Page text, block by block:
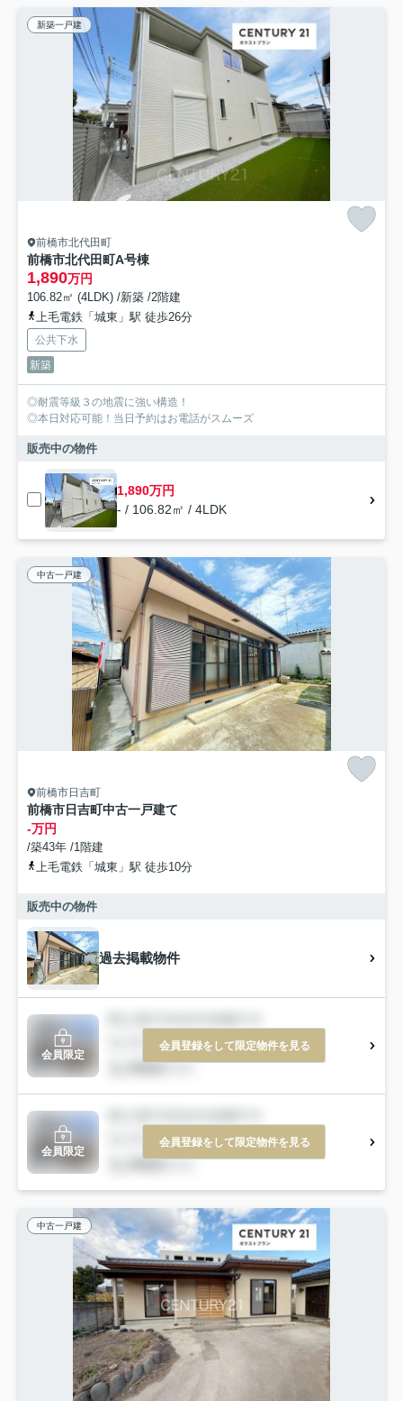
新築一戸建
前橋市北代田町
前橋市北代田町A号棟
1,890万円
106.82㎡ (4LDK) /新築 /2階建
上毛電鉄「城東」駅 徒歩26分
公共下水
新築
◎耐震等級３の地震に強い構造！
◎本日対応可能！当日予約はお電話がスムーズ
販売中の物件
1,890万円
- / 106.82㎡ / 4LDK
中古一戸建
前橋市日吉町
前橋市日吉町中古一戸建て
-万円
/築43年 /1階建
上毛電鉄「城東」駅 徒歩10分
販売中の物件
過去掲載物件
会員限定
会員登録をして限定物件を見る
会員限定
会員登録をして限定物件を見る
中古一戸建